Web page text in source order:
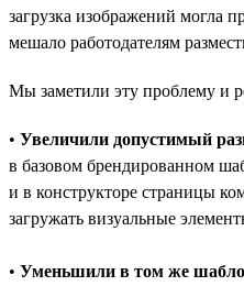
загрузка изображений могла
мешало работодателям
Мы заметили эту проблему и
• Увеличили допустимый
в базовом брендированном
и в конструкторе страницы
загружать визуальные
• Уменьшили в том же